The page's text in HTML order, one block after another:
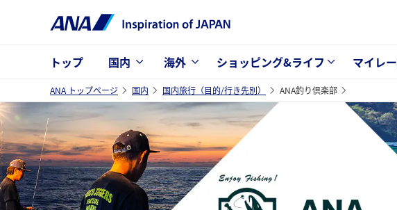
トップ 国内 海外 ショッピング&ライフ マイレ
ANA トップページ 国内 国内旅行（目的/行き先別） ANA釣り倶楽部